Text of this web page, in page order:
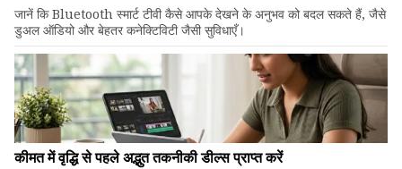
जानें कि Bluetooth स्मार्ट टीवी कैसे आपके देखने के अनुभव को बदल सकते हैं, जैसे
डुअल ऑडियो और बेहतर कनेक्टिविटी जैसी सुविधाएँ।
कीमत में वृद्धि से पहले अद्भुत तकनीकी डील्स प्राप्त करें